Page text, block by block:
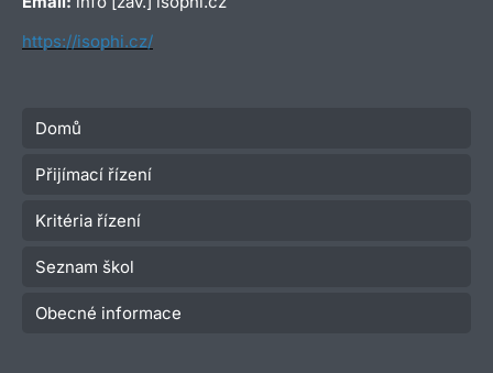
https://isophi.cz/
Domů
Přijímací řízení
Kritéria řízení
Seznam škol
Obecné informace